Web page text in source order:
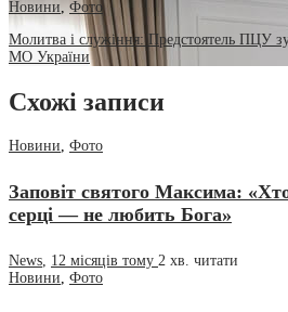
Новини Фото
Молитва і служіння: Предстоятель ПЦУ
МО України
Схожі записи
Новини, Фото
Заповіт святого Максима:
серці — не любить Бога»
News, 12 місяців тому 2 хв. читати
Новини, Фото